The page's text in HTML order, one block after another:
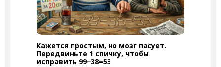
Кажется простым, но мозг пасует.
Передвиньте 1 спичку, чтобы
исправить 99−38=53